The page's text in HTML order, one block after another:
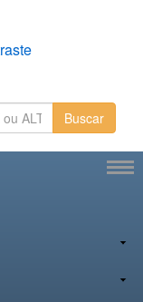
Buscar